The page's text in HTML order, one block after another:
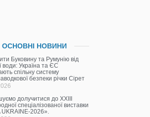
ОСНОВНІ НОВИНИ
Буковину та Румунію від
води: Україна та ЄС
спільну систему
безпеки річки Сірет
долучитися до ХХІІІ
спеціалізованої виставки
UKRAINE-2026».